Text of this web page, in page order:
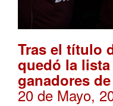
Tras el título
quedó la
ganadores
20 de Mayo,